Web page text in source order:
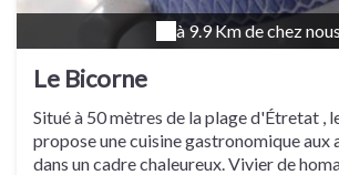
à 9.9 Km de chez nous
Le Bicorne
Situé à 50 mètres de la plage d'Étretat ,
propose une cuisine gastronomique aux
dans un cadre chaleureux. Vivier de